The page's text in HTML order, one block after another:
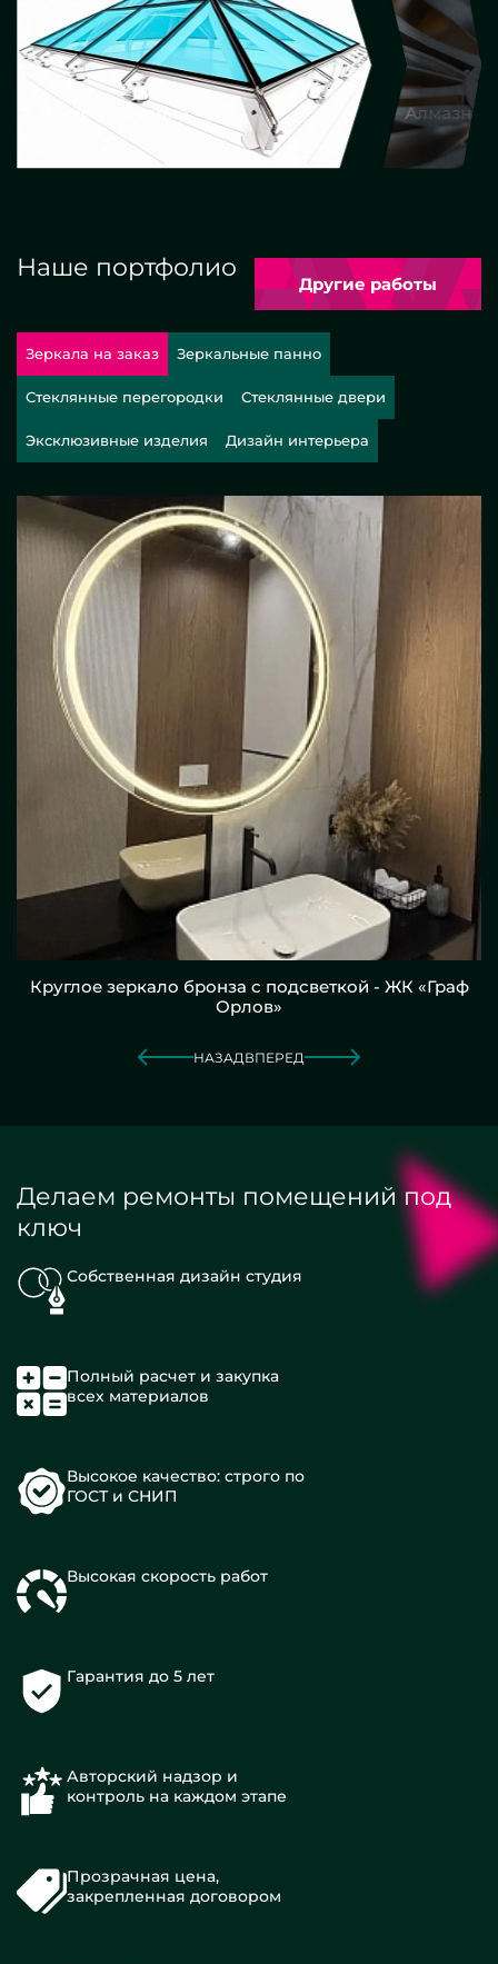
Алмазная гравировка
Наше портфолио
Другие работы
Зеркала на заказ Зеркальные панно
Стеклянные перегородки Стеклянные двери
Эксклюзивные изделия Дизайн интерьера
Круглое зеркало бронза с подсветкой - ЖК «Граф
Орлов»
НАЗАД ВПЕРЕД
Делаем ремонты помещений под
ключ
Собственная дизайн студия
Полный расчет и закупка
всех материалов
Высокое качество: строго по
ГОСТ и СНИП
Высокая скорость работ
Гарантия до 5 лет
Авторский надзор и
контроль на каждом этапе
Прозрачная цена,
закрепленная договором